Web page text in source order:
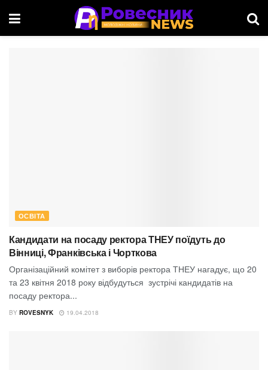
ОСВІТА
Кандидати на посаду ректора ТНЕУ поїдуть до
Вінниці, Франківська і Чорткова
Організаційний комітет з виборів ректора ТНЕУ нагадує, що 20
та 23 квітня 2018 року відбудуться зустрічі кандидатів на
посаду ректора...
BY ROVESNYK 19.04.2018